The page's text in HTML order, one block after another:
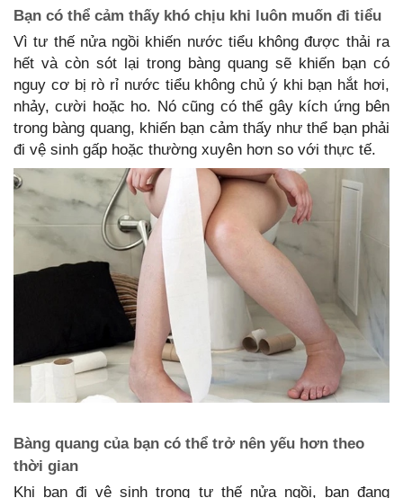
Bạn có thể cảm thấy khó chịu khi luôn muốn đi tiểu
Vì tư thế nửa ngồi khiến nước tiểu không được thải ra
hết và còn sót lại trong bàng quang sẽ khiến bạn có
nguy cơ bị rò rỉ nước tiểu không chủ ý khi bạn hắt hơi,
nhảy, cười hoặc ho. Nó cũng có thể gây kích ứng bên
trong bàng quang, khiến bạn cảm thấy như thể bạn phải
đi vệ sinh gấp hoặc thường xuyên hơn so với thực tế.
Bàng quang của bạn có thể trở nên yếu hơn theo
thời gian
Khi bạn đi vệ sinh trong tư thế nửa ngồi, bạn đang